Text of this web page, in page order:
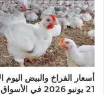
أسعار الفراخ والبيض اليوم
21 يونيو 2026 في الأسواق